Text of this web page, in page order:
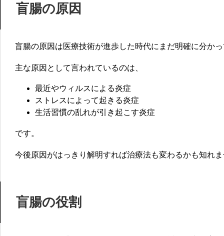
盲腸の原因
盲腸の原因は医療技術が進歩した時代にまだ明確に分か
主な原因として言われているのは、
最近やウィルスによる炎症
ストレスによって起きる炎症
生活習慣の乱れが引き起こす炎症
です。
今後原因がはっきり解明すれば治療法も変わるかも知れ
盲腸の役割